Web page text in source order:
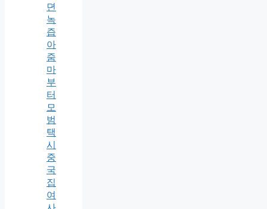
뎐
녹
즙
아
줌
마
부
터
모
범
택
시
중
국
집
여